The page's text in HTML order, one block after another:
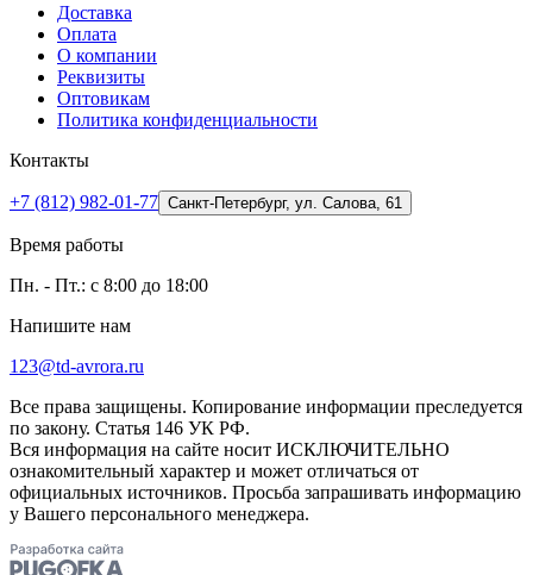
Доставка
Оплата
О компании
Реквизиты
Оптовикам
Политика конфиденциальности
Контакты
+7 (812) 982-01-77 Санкт-Петербург, ул. Салова, 61
Время работы
Пн. - Пт.: с 8:00 до 18:00
Напишите нам
123@td-avrora.ru
Все права защищены. Копирование информации преследуется
по закону. Статья 146 УК РФ.
Вся информация на сайте носит ИСКЛЮЧИТЕЛЬНО
ознакомительный характер и может отличаться от
официальных источников. Просьба запрашивать информацию
у Вашего персонального менеджера.